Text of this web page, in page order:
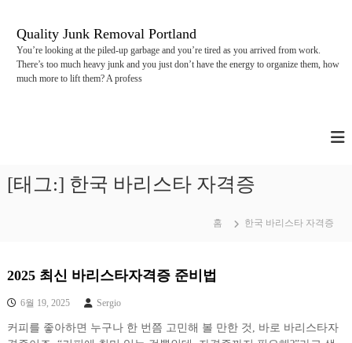
Quality Junk Removal Portland
You’re looking at the piled-up garbage and you’re tired as you arrived from work.
There’s too much heavy junk and you just don’t have the energy to organize them, how
much more to lift them? A profess
[태그:] 한국 바리스타 자격증
홈 한국 바리스타 자격증
2025 최신 바리스타자격증 준비법
6월 19, 2025 Sergio
커피를 좋아하면 누구나 한 번쯤 고민해 볼 만한 것, 바로 바리스타자